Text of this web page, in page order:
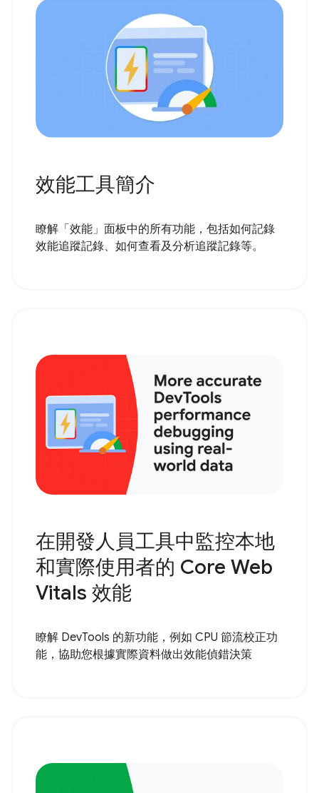
效能工具簡介
瞭解「效能」面板中的所有功能，包括如何記錄
效能追蹤記錄、如何查看及分析追蹤記錄等。
在開發人員工具中監控本地
和實際使用者的 Core Web
Vitals 效能
瞭解 DevTools 的新功能，例如 CPU 節流校正功
能，協助您根據實際資料做出效能偵錯決策